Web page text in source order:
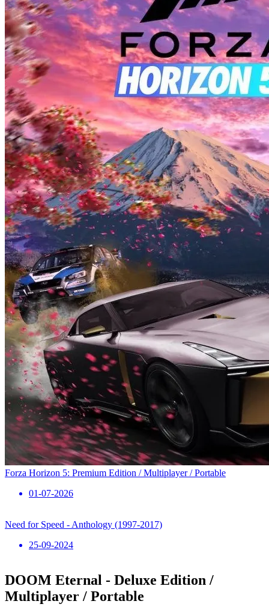
Forza Horizon 5: Premium Edition / Multiplayer / Portable
01-07-2026
Need for Speed ​​- Anthology (1997-2017)
25-09-2024
DOOM Eternal - Deluxe Edition /
Multiplayer / Portable